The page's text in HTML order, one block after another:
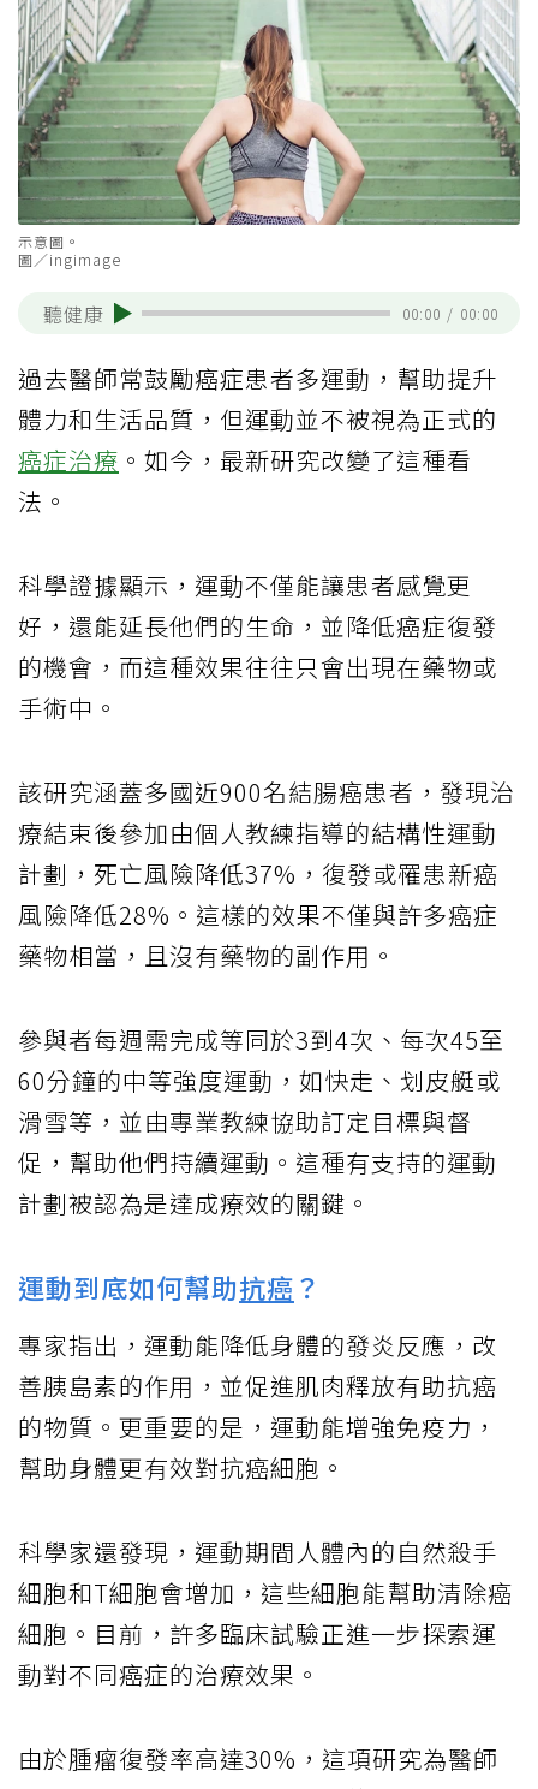
示意圖。
圖／ingimage
聽健康 00:00 / 00:00
過去醫師常鼓勵癌症患者多運動，幫助提升
體力和生活品質，但運動並不被視為正式的
癌症治療 。如今，最新研究改變了這種看
法。
科學證據顯示，運動不僅能讓患者感覺更
好，還能延長他們的生命，並降低癌症復發
的機會，而這種效果往往只會出現在藥物或
手術中。
該研究涵蓋多國近900名結腸癌患者，發現治
療結束後參加由個人教練指導的結構性運動
計劃，死亡風險降低37%，復發或罹患新癌
風險降低28%。這樣的效果不僅與許多癌症
藥物相當，且沒有藥物的副作用。
參與者每週需完成等同於3到4次、每次45至
60分鐘的中等強度運動，如快走、划皮艇或
滑雪等，並由專業教練協助訂定目標與督
促，幫助他們持續運動。這種有支持的運動
計劃被認為是達成療效的關鍵。
運動到底如何幫助抗癌？
專家指出，運動能降低身體的發炎反應，改
善胰島素的作用，並促進肌肉釋放有助抗癌
的物質。更重要的是，運動能增強免疫力，
幫助身體更有效對抗癌細胞。
科學家還發現，運動期間人體內的自然殺手
細胞和T細胞會增加，這些細胞能幫助清除癌
細胞。目前，許多臨床試驗正進一步探索運
動對不同癌症的治療效果。
由於腫瘤復發率高達30%，這項研究為醫師